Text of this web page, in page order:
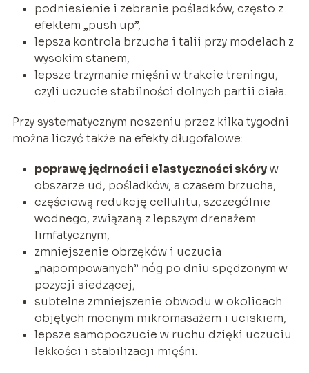
podniesienie i zebranie pośladków, często z
efektem „push up”,
lepsza kontrola brzucha i talii przy modelach z
wysokim stanem,
lepsze trzymanie mięśni w trakcie treningu,
czyli uczucie stabilności dolnych partii ciała.
Przy systematycznym noszeniu przez kilka tygodni
można liczyć także na efekty długofalowe:
poprawę jędrności i elastyczności skóryw
obszarze ud, pośladków, a czasem brzucha,
częściową redukcję cellulitu, szczególnie
wodnego, związaną z lepszym drenażem
limfatycznym,
zmniejszenie obrzęków i uczucia
„napompowanych” nóg po dniu spędzonym w
pozycji siedzącej,
subtelne zmniejszenie obwodu w okolicach
objętych mocnym mikromasażem i uciskiem,
lepsze samopoczucie w ruchu dzięki uczuciu
lekkości i stabilizacji mięśni.